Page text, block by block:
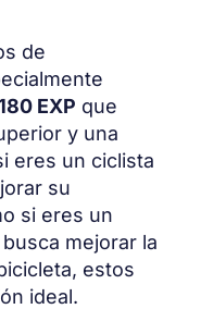
de
EXP que
y una
eres un ciclista
su
si eres un
mejorar la
estos
ideal.